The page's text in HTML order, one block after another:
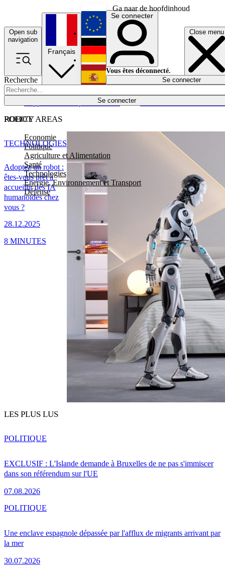
Ga naar de hoofdinhoud
Open sub
navigation
Close menu
Recherche
Se connecter
POLICY AREAS
Economie
Politique
Agriculture et Alimentation
Santé
Technologies
Energie, Environnement et Transport
Défense
Économie
Français
English
Deutsch
Español
Se connecter
Vous êtes déconnecté.
Se connecter
ROBOT
Adoptez un robot :
êtes-vous prêt à
accueillir des IA
humanoïdes chez
vous ?
28.12.2025
TECHNOLOGIES
8 MINUTES
LES PLUS LUS
EXCLUSIF : L'Islande demande à Bruxelles de ne pas s'immiscer
dans son référendum sur l'UE
07.08.2026
POLITIQUE
Une enclave espagnole dépassée par l'afflux de migrants arrivant par
la mer
30.07.2026
POLITIQUE